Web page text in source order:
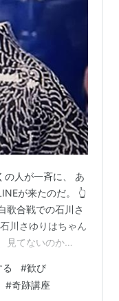
の人が一斉に、 あ
が来たのだ。 👆
歌合戦での石川さ
川さゆりはちゃん
見てないのか
ぅ～っ！ そこで
#歓び
#奇跡講座